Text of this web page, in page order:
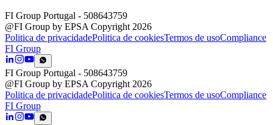
FI Group Portugal - 508643759
@FI Group by EPSA Copyright 2026
Politica de privacidadePolitica de cookiesTermos de usoCompliance
FI Group
FI Group Portugal - 508643759
@FI Group by EPSA Copyright 2026
Politica de privacidadePolitica de cookiesTermos de usoCompliance
FI Group